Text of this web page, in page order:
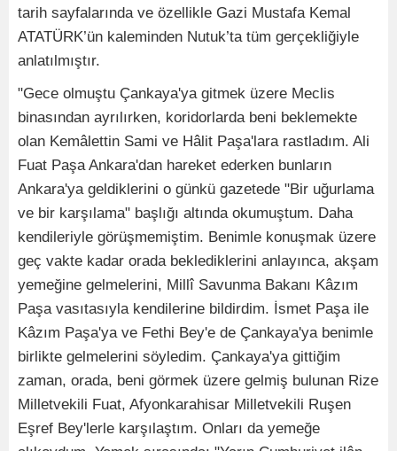
tarih sayfalarında ve özellikle Gazi Mustafa Kemal
ATATÜRK’ün kaleminden Nutuk’ta tüm gerçekliğiyle
anlatılmıştır.
"Gece olmuştu Çankaya'ya gitmek üzere Meclis
binasından ayrılırken, koridorlarda beni beklemekte
olan Kemâlettin Sami ve Hâlit Paşa'lara rastladım. Ali
Fuat Paşa Ankara'dan hareket ederken bunların
Ankara'ya geldiklerini o günkü gazetede "Bir uğurlama
ve bir karşılama" başlığı altında okumuştum. Daha
kendileriyle görüşmemiştim. Benimle konuşmak üzere
geç vakte kadar orada beklediklerini anlayınca, akşam
yemeğine gelmelerini, Millî Savunma Bakanı Kâzım
Paşa vasıtasıyla kendilerine bildirdim. İsmet Paşa ile
Kâzım Paşa'ya ve Fethi Bey'e de Çankaya'ya benimle
birlikte gelmelerini söyledim. Çankaya'ya gittiğim
zaman, orada, beni görmek üzere gelmiş bulunan Rize
Milletvekili Fuat, Afyonkarahisar Milletvekili Ruşen
Eşref Bey'lerle karşılaştım. Onları da yemeğe